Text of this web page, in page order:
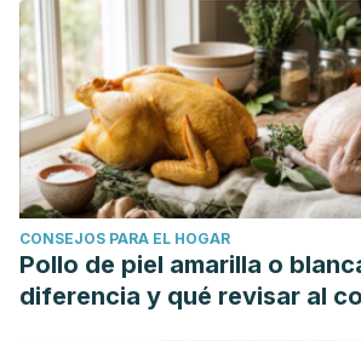
CONSEJOS PARA EL HOGAR
Pollo de piel amarilla o
diferencia y qué revisar al